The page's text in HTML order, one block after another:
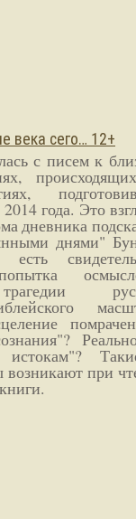
века сего… 12+
с писем к
года. Это
дневника
днями"
истокам"?
возникают при